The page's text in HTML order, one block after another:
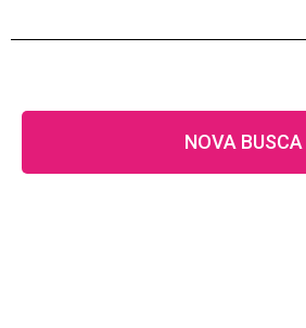
NOVA BUSCA